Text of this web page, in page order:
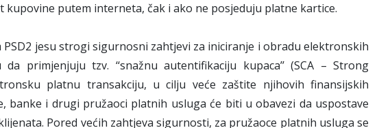
putem interneta, čak i ako ne posjeduju platne kartice.
jesu strogi sigurnosni zahtjevi za iniciranje i obradu elektronskih
primjenjuju tzv. ‘‘snažnu autentifikaciju kupaca’’ (SCA – Strong
platnu transakciju, u cilju veće zaštite njihovih finansijskih
banke i drugi pružaoci platnih usluga će biti u obavezi da uspostave
Pored većih zahtjeva sigurnosti, za pružaoce platnih usluga se